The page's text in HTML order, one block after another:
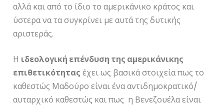
αλλά και από το ίδιο το αμερικάνικο κράτος και
ύστερα να τα συγκρίνει με αυτά της δυτικής
αριστεράς.
Η ιδεολογική επένδυση της αμερικάνικης
επιθετικότητας έχει ως βασικά στοιχεία πως το
καθεστώς Μαδούρο είναι ένα αντιδημοκρατικό/
αυταρχικό καθεστώς και πως η Βενεζουέλα είναι